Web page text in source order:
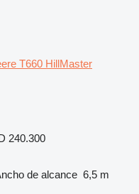
T660 HillMaster
240.300
de alcance 6,5 m